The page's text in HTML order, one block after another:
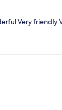
Very friendly